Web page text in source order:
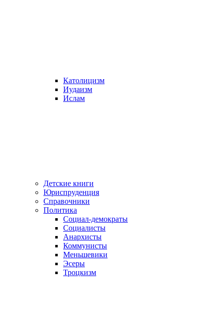
Католицизм
Иудаизм
Ислам
Детские книги
Юриспруденция
Справочники
Политика
Социал-демократы
Социалисты
Анархисты
Коммунисты
Меньшевики
Эсеры
Троцкизм